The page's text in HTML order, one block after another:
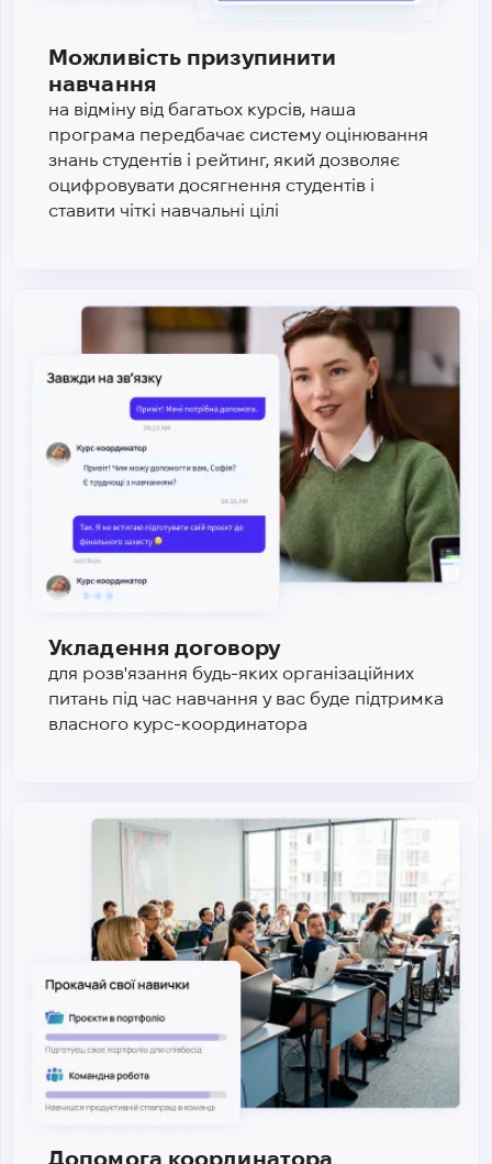
Можливість призупинити
навчання
на відміну від багатьох курсів, наша
програма передбачає систему оцінювання
знань студентів і рейтинг, який дозволяє
оцифровувати досягнення студентів і
ставити чіткі навчальні цілі
Укладення договору
для розв'язання будь-яких організаційних
питань під час навчання у вас буде підтримка
власного курс-координатора
Допомога координатора